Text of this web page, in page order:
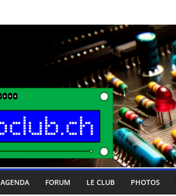
AGENDA FORUM LE CLUB PHOTOS